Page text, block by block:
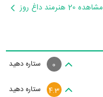
مشاهده 20 هنرمند داغ روز
ستاره دهید 0
ستاره دهید 4.3